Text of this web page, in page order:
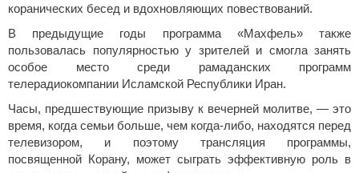
коранических бесед и вдохновляющих повествований.
В предыдущие годы программа «Махфель» также
пользовалась популярностью у зрителей и смогла занять
особое место среди рамаданских программ
телерадиокомпании Исламской Республики Иран.
Часы, предшествующие призыву к вечерней молитве, — это
время, когда семьи больше, чем когда-либо, находятся перед
телевизором, и поэтому трансляция программы,
посвященной Корану, может сыграть эффективную роль в